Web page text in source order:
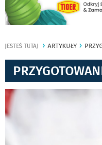
JESTEŚ TUTAJ ARTYKUŁY